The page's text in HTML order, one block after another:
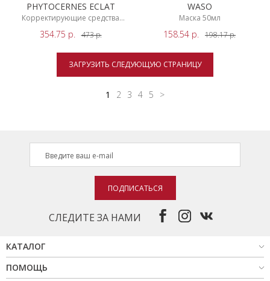
PHYTOCERNES ECLAT
Корректирующие средства
354.75 р. 473р.
WASO
Маска 50мл
158.54 р. 198.17р.
ЗАГРУЗИТЬ СЛЕДУЮЩУЮ СТРАНИЦУ
1 2 3 4 5 >
СЛЕДИТЕ ЗА НАМИ
ПОДПИСАТЬСЯ
КАТАЛОГ
ПОМОЩЬ